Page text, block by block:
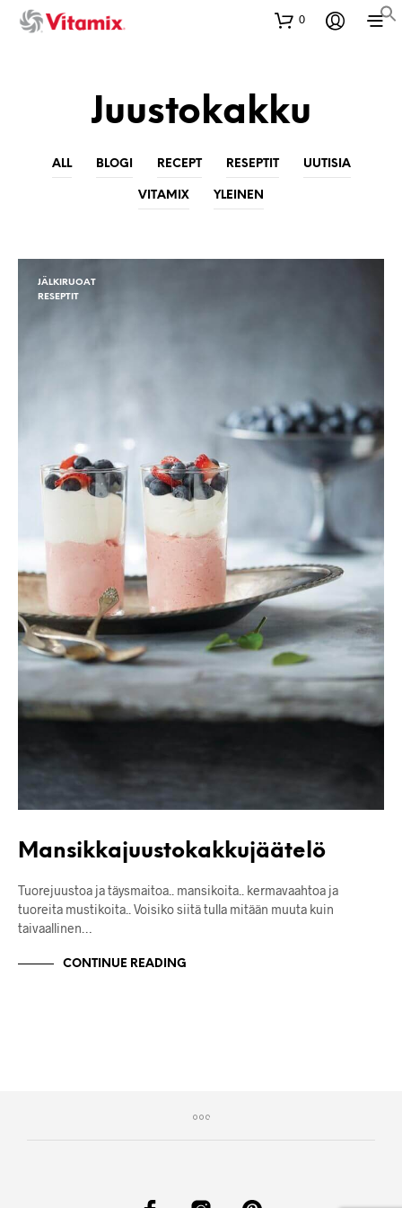
0
Juustokakku
ALL BLOGI RECEPT RESEPTIT UUTISIA
VITAMIX YLEINEN
JÄLKIRUOAT
RESEPTIT
Mansikkajuustokakkujäätelö
Tuorejuustoa ja täysmaitoa.. mansikoita.. kermavaahtoa ja
tuoreita mustikoita.. Voisiko siitä tulla mitään muuta kuin
taivaallinen…
CONTINUE READING